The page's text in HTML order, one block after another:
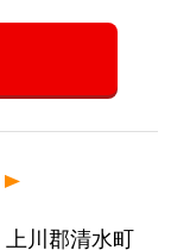
上川郡清水町